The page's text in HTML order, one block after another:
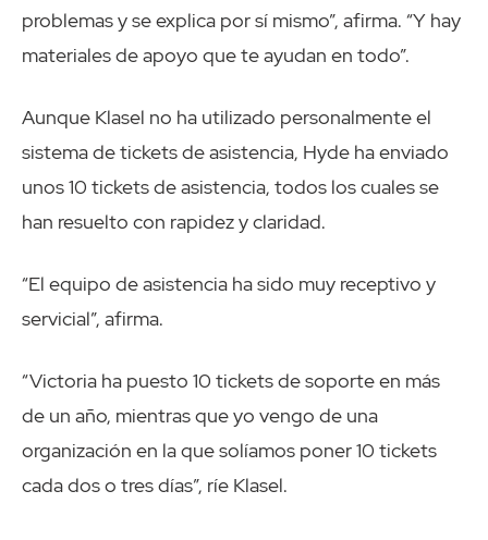
problemas y se explica por sí mismo”, afirma. “Y hay
materiales de apoyo que te ayudan en todo”.
Aunque Klasel no ha utilizado personalmente el
sistema de tickets de asistencia, Hyde ha enviado
unos 10 tickets de asistencia, todos los cuales se
han resuelto con rapidez y claridad.
“El equipo de asistencia ha sido muy receptivo y
servicial”, afirma.
“Victoria ha puesto 10 tickets de soporte en más
de un año, mientras que yo vengo de una
organización en la que solíamos poner 10 tickets
cada dos o tres días”, ríe Klasel.